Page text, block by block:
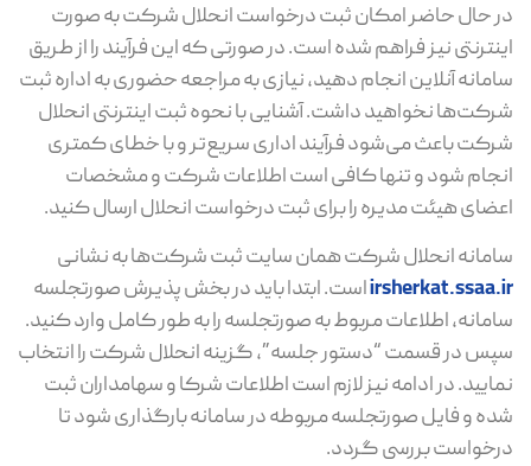
در حال حاضر امکان ثبت درخواست انحلال شرکت به‌ صورت
اینترنتی نیز فراهم شده است. در صورتی که این فرآیند را از طریق
سامانه آنلاین انجام دهید، نیازی به مراجعه حضوری به اداره ثبت
شرکت‌ها نخواهید داشت. آشنایی با نحوه ثبت اینترنتی انحلال
شرکت باعث می‌شود فرآیند اداری سریع‌تر و با خطای کمتری
انجام شود و تنها کافی است اطلاعات شرکت و مشخصات
اعضای هیئت ‌مدیره را برای ثبت درخواست انحلال ارسال کنید.
سامانه انحلال شرکت همان سایت ثبت شرکت‌ها به نشانی
irsherkat.ssaa.irاست. ابتدا باید در بخش پذیرش صورتجلسه
سامانه، اطلاعات مربوط به صورتجلسه را به‌ طور کامل وارد کنید.
سپس در قسمت “دستور جلسه”، گزینه انحلال شرکت را انتخاب
نمایید. در ادامه نیز لازم است اطلاعات شرکا و سهامداران ثبت
شده و فایل صورتجلسه مربوطه در سامانه بارگذاری شود تا
درخواست بررسی گردد.